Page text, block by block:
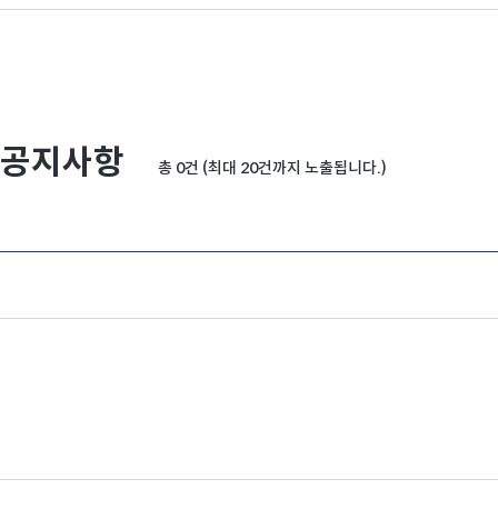
공지사항 총 0건 (최대 20건까지 노출됩니다.)